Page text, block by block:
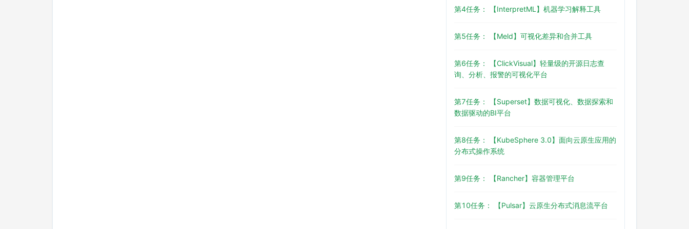
第4任务： 【InterpretML】机器学习解释工具
第5任务： 【Meld】可视化差异和合并工具
第6任务： 【ClickVisual】轻量级的开源日志查
询、分析、报警的可视化平台
第7任务： 【Superset】数据可视化、数据探索和
数据驱动的BI平台
第8任务： 【KubeSphere 3.0】面向云原生应用的
分布式操作系统
第9任务： 【Rancher】容器管理平台
第10任务： 【Pulsar】云原生分布式消息流平台